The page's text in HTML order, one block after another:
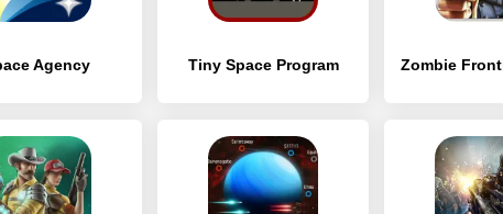
Agency Tiny Space Program